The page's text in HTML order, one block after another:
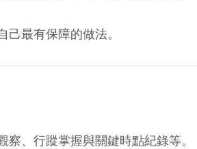
最有保障的做法。
、行蹤掌握與關鍵時點紀錄等。